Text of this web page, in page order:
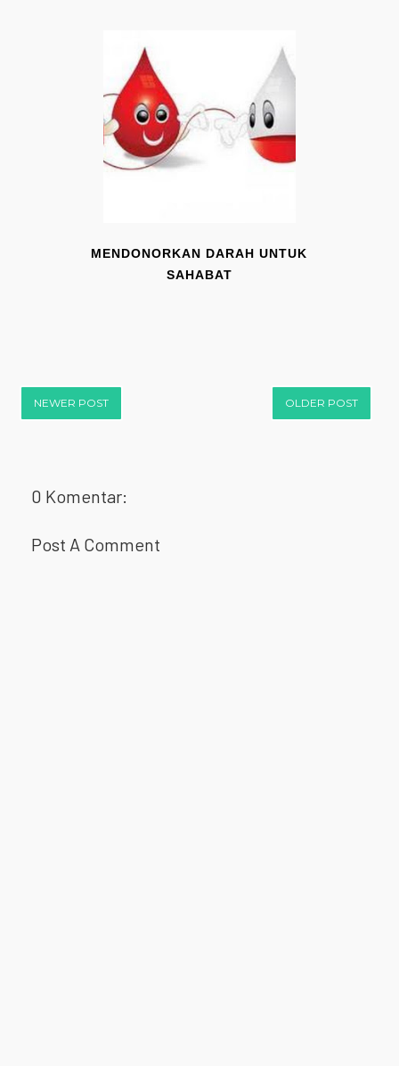
MENDONORKAN DARAH UNTUK
SAHABAT
NEWER POST OLDER POST
0 Komentar:
Post A Comment